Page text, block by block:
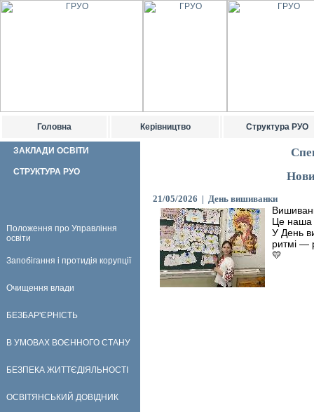
Головна Керівництво Структура РУО
ЗАКЛАДИ ОСВІТИ
СТРУКТУРА РУО
Положення про Управління
освіти
Запобігання і протидія корупції
Очищення влади
БЕЗБАР'ЄРНІСТЬ
В УМОВАХ ВОЄННОГО СТАНУ
БЕЗПЕКА ЖИТТЄДІЯЛЬНОСТІ
ОСВІТЯНСЬКИЙ ДОВІДНИК
21/05/2026 | День вишиванки
Це наша
У День
ритмі —
💛